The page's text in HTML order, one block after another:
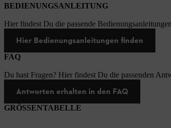
BEDIENUNGSANLEITUNG
Hier findest Du die passende
Hier Bedienungsanleitungen finden
FAQ
Du hast Fragen? Hier findest Du die passenden
Antworten erhalten in den FAQ
GRÖSSENTABELLE